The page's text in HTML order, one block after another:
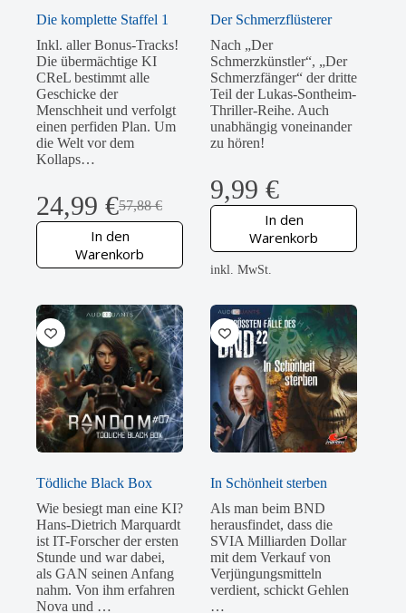
Die komplette Staffel 1
Inkl. aller Bonus-Tracks!
Die übermächtige KI
CReL bestimmt alle
Geschicke der
Menschheit und verfolgt
einen perfiden Plan. Um
die Welt vor dem
Kollaps…
57,88€
Ursprünglicher
Preis
war:
57,88 €
24,99 €
Aktueller
Preis
ist:
24,99 €.
In den
Warenkorb
Der Schmerzflüsterer
Nach „Der
Schmerzkünstler“, „Der
Schmerzfänger“ der dritte
Teil der Lukas-Sontheim-
Thriller-Reihe. Auch
unabhängig voneinander
zu hören!
9,99€
In den
Warenkorb
inkl. MwSt.
Tödliche Black Box
Wie besiegt man eine KI?
Hans-Dietrich Marquardt
ist IT-Forscher der ersten
Stunde und war dabei,
als GAN seinen Anfang
nahm. Von ihm erfahren
Nova und …
In Schönheit sterben
Als man beim BND
herausfindet, dass die
SVIA Milliarden Dollar
mit dem Verkauf von
Verjüngungsmitteln
verdient, schickt Gehlen
…